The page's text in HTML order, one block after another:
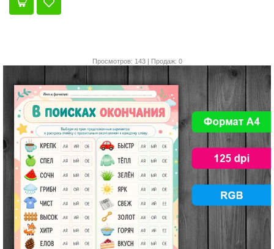
Просмотров: 143 | Продаж: 0